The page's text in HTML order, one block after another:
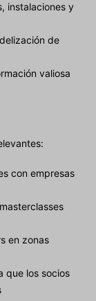
instalaciones y
de
valiosa
con empresas
en zonas
que los socios